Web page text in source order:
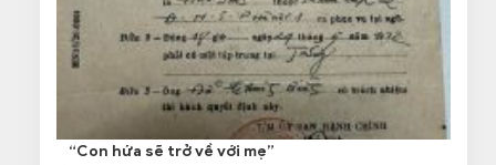
“Con hứa sẽ trở về với mẹ”